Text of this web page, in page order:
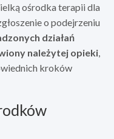
ośrodka terapii dla
o podejrzeniu
działań
należytej opieki,
kroków